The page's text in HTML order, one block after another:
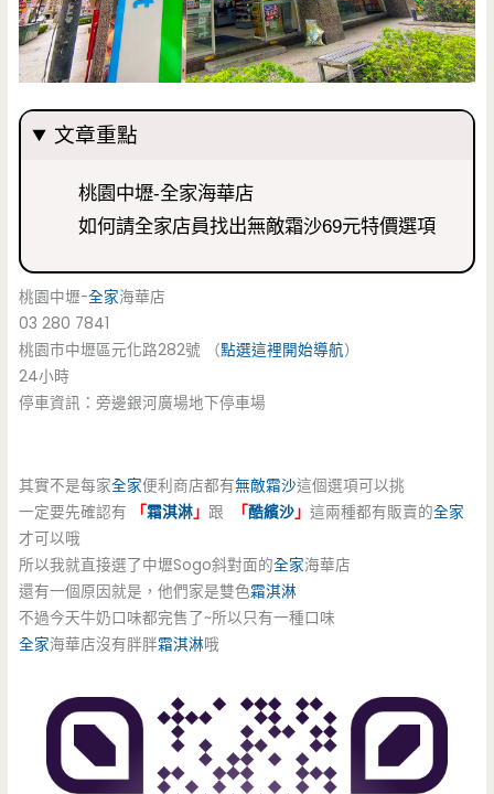
文章重點
桃園中壢-全家海華店
如何請全家店員找出無敵霜沙69元特價選項
桃園中壢-全家海華店
03 280 7841
桃園市中壢區元化路282號 （點選這裡開始導航）
24小時
停車資訊：旁邊銀河廣場地下停車場
其實不是每家全家便利商店都有無敵霜沙這個選項可以挑
一定要先確認有
「霜淇淋」跟 「酷繽沙」這兩種都有販賣的全家
才可以哦
所以我就直接選了中壢Sogo斜對面的全家海華店
還有一個原因就是，他們家是雙色霜淇淋
不過今天牛奶口味都完售了~所以只有一種口味
全家海華店沒有胖胖霜淇淋哦